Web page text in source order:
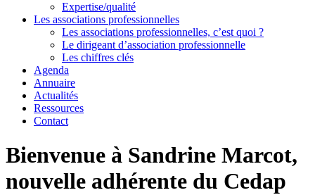
Expertise/qualité
Les associations professionnelles
Les associations professionnelles, c’est quoi ?
Le dirigeant d’association professionnelle
Les chiffres clés
Agenda
Annuaire
Actualités
Ressources
Contact
Bienvenue à Sandrine Marcot,
nouvelle adhérente du Cedap